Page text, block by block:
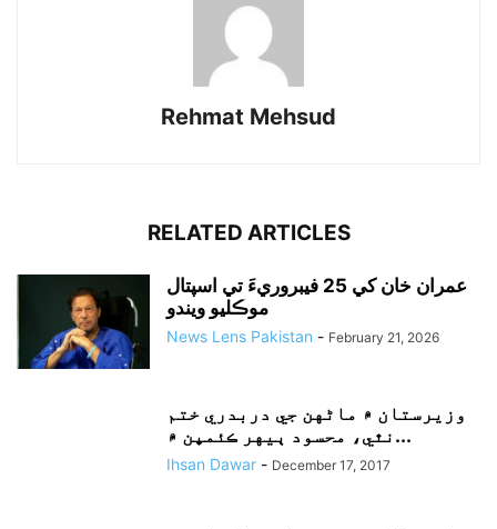
Rehmat Mehsud
RELATED ARTICLES
عمران خان کي 25 فيبروريءَ تي اسپتال
موڪليو ويندو
News Lens Pakistan - February 21, 2026
وزيرستان ۾ ماڻهن جي دربدري ختم
نٿي، محسود ٻيهر ڪئمپن ۾...
Ihsan Dawar - December 17, 2017